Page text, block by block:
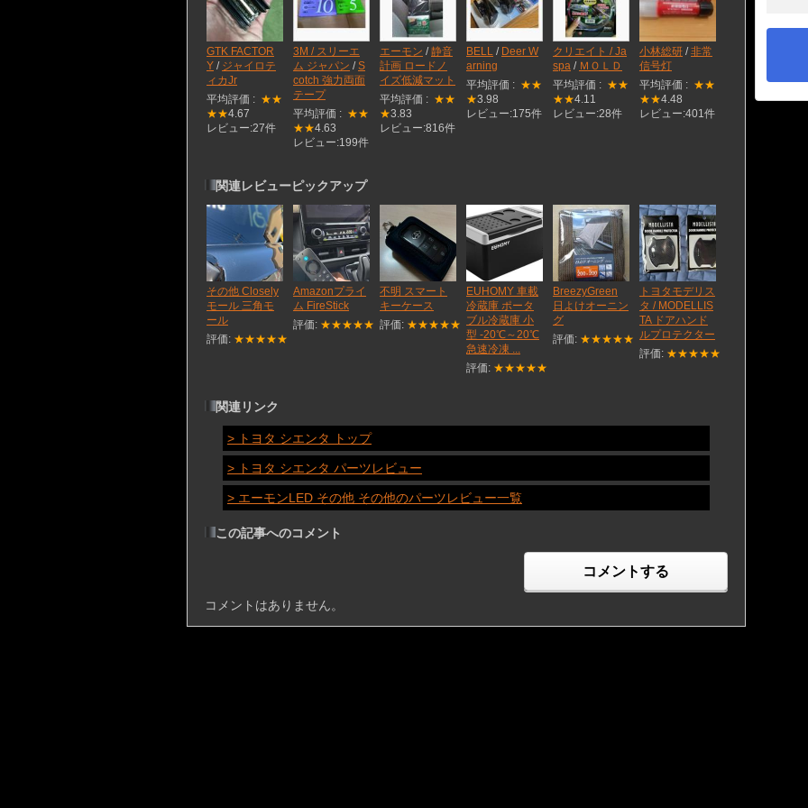
GTK FACTOR
Y / ジャイロテ
ィカJr
平均評価 : ★★
★★4.67
レビュー:27件
3M / スリーエ
ム ジャパン /S
cotch 強力両面
テープ
平均評価 : ★★
★★4.63
レビュー:199件
エーモン /静音
計画 ロードノ
イズ低減マット
平均評価 : ★★
★3.83
レビュー:816件
BELL / Deer W
arning
平均評価 : ★★
★3.98
レビュー:175件
クリエイト / Ja
spa / ＭＯＬＤ
平均評価 : ★★
★★4.11
レビュー:28件
小林総研 /非常
信号灯
平均評価 : ★★
★★4.48
レビュー:401件
関連レビューピックアップ
その他 Closely
モール 三角モ
ール
評価: ★★★★★
Amazonプライ
ム FireStick
評価: ★★★★★
不明 スマート
キーケース
評価: ★★★★★
EUHOMY 車載
冷蔵庫 ポータ
ブル冷蔵庫 小
型 -20℃～20℃
急速冷凍 ...
評価: ★★★★★
BreezyGreen
日よけオーニン
グ
評価: ★★★★★
トヨタモデリス
タ / MODELLIS
TA ドアハンド
ルプロテクター
評価: ★★★★★
関連リンク
> トヨタ シエンタ トップ
> トヨタ シエンタ パーツレビュー
> エーモンLED その他 その他のパーツレビュー一覧
この記事へのコメント
コメントする
コメントはありません。